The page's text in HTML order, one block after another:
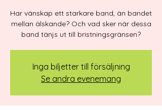
Har vänskap ett starkare band, än bandet
mellan älskande? Och vad sker när dessa
band tänjs ut till bristningsgränsen?
Inga biljetter till försäljning
Se andra evenemang